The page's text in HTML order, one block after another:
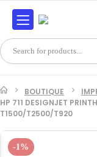
BOUTIQUE
HP 711 DESIGNJET
T1500/T2500/T920
-1%